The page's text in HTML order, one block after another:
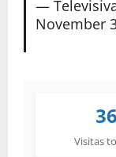
—
November
36
Visitas